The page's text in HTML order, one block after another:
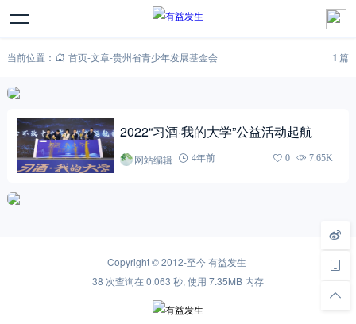
当前位置： 首页-文章-贵州省青少年发展基金会 1 篇
2022“习酒·我的大学”公益活动起航
网站编辑 4年前 0 7.65K
Copyright © 2012-至今有益发生
38 次查询在 0.063 秒, 使用 7.35MB 内存